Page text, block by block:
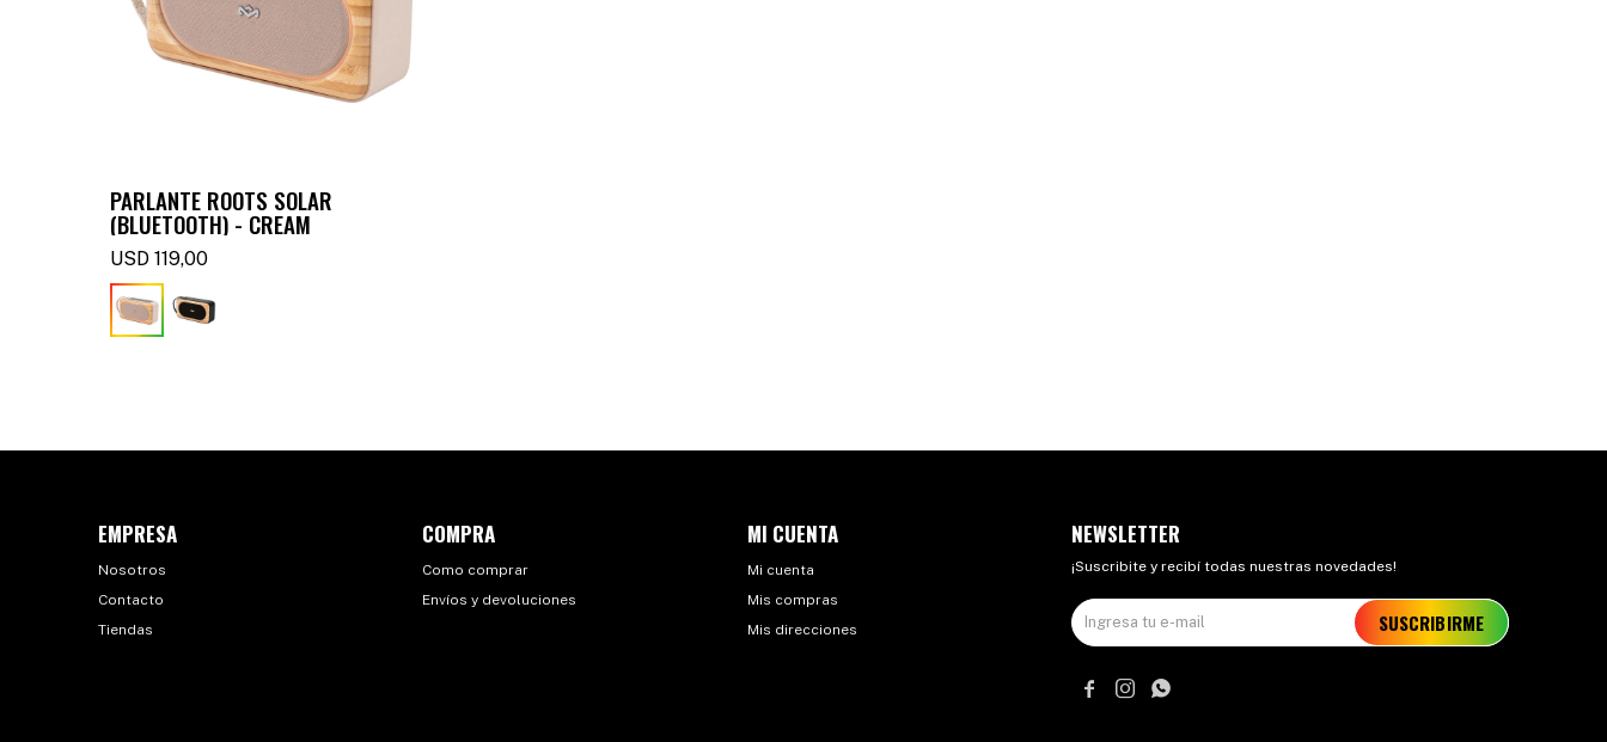
PARLANTE ROOTS SOLAR
(BLUETOOTH) - CREAM
USD 119,00
EMPRESA
Nosotros
Contacto
Tiendas
COMPRA
Como comprar
Envíos y devoluciones
MI CUENTA
Mi cuenta
Mis compras
Mis direcciones
NEWSLETTER
¡Suscribite y recibí todas nuestras novedades!
SUSCRIBIRME
  